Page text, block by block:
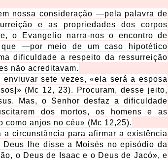
nossa consideração —pela palavra de
e as propriedades dos corpos
o Evangelio narra-nos o encontro de
—por meio de um caso hipotético
dificuldade a respeito da ressurreição
não acreditavam.
sete vezes, «ela será a esposa
(Mc 12, 23). Procuram, desse jeito,
Mas, o Senhor desfaz a dificuldade
dos mortos, os homens e as
como anjos no céu» (Mc 12,25).
a circunstância para afirmar a existência
lhe disse a Moisés no episódio da
o Deus de Isaac e o Deus de Jacó», e